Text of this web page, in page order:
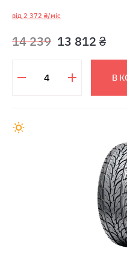
від 2 372 ₴/міс
14 239 13 812 ₴
В